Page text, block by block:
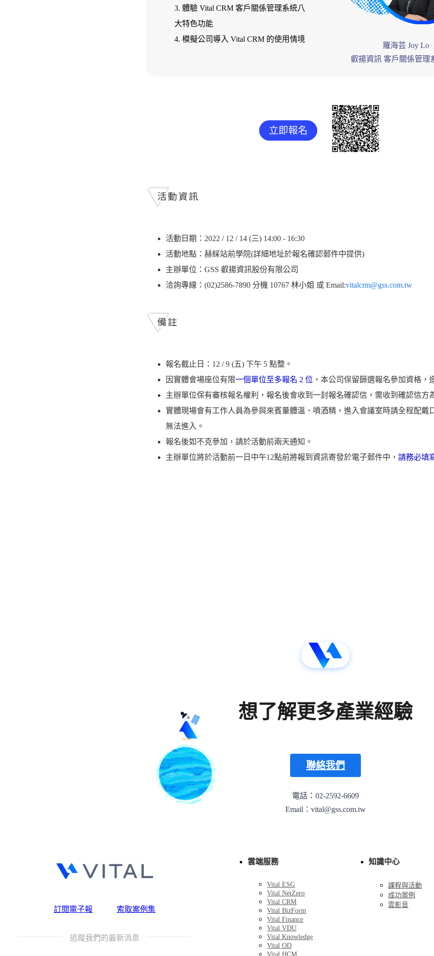
體驗 Vital CRM 客戶關係管理系統八
大特色功能
模擬公司導入 Vital CRM 的使用情境
羅海芸 Joy Lo
叡揚資訊 客戶關係管理
立即報名
活動日期：2022 / 12 / 14 (三) 14:00 - 16:30
活動地點：赫綵站前學院(詳細地址於報名確認郵件中提供)
主辦單位：GSS 叡揚資訊股份有限公司
洽詢專線：(02)2586-7890 分機 10767 林小姐 或 Email:vitalcrm@gss.com.tw
報名截止日：12 / 9 (五) 下午 5 點整。
因實體會場座位有限一個單位至多報名 2 位 ，本公司保留篩選報名參加資格，
主辦單位保有審核報名權利，報名後會收到一封報名確認信，需收到確認信方
實體現場會有工作人員為參與來賓量體溫、噴酒精，進入會議室時請全程配戴
無法進入。
報名後如不克參加，請於活動前兩天通知。
主辦單位將於活動前一日中午12點前將報到資訊寄發於電子郵件中， 請務必填
想了解更多產業經驗
聯絡我們
電話：02-2592-6609
Email：vital@gss.com.tw
訂閱電子報 索取案例集
追蹤我們的最新消息
雲端服務
Vital ESG
Vital NetZero
Vital CRM
Vital BizForm
Vital Finance
Vital VDU
Vital Knowledge
Vital OD
Vital HCM
知識中心
課程與活動
成功案例
雲影音